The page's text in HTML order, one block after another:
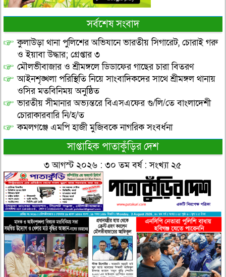
সর্বশেষ সংবাদ
কুলাউড়া থানা পুলিশের অভিযানে ভারতীয় সিগারেট, চোরাই গরু
ও ইয়াবা উদ্ধার; গ্রেপ্তার ৩
মৌলভীবাজার ও শ্রীমঙ্গলে ডিডাফের গাছের চারা বিতরণ
আইনশৃঙ্খলা পরিস্থিতি নিয়ে সাংবাদিকদের সাথে শ্রীমঙ্গল থানায়
ওসির মতবিনিময় অনুষ্ঠিত
ভারতীয় সীমানার অভ্যন্তরে বিএসএফের গু/লি/তে বাংলাদেশী
চোরাকারবারি নি/হ/ত
কমলগঞ্জে এমপি হাজী মুজিবকে নাগরিক সংবর্ধনা
সাপ্তাহিক পাতাকুঁড়ির দেশ
৩ আগস্ট ২০২৬ : ৩০ তম বর্ষ : সংখ্যা ২৫